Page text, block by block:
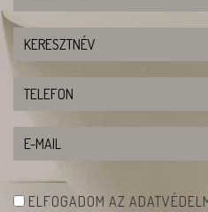
ELFOGADOM AZ